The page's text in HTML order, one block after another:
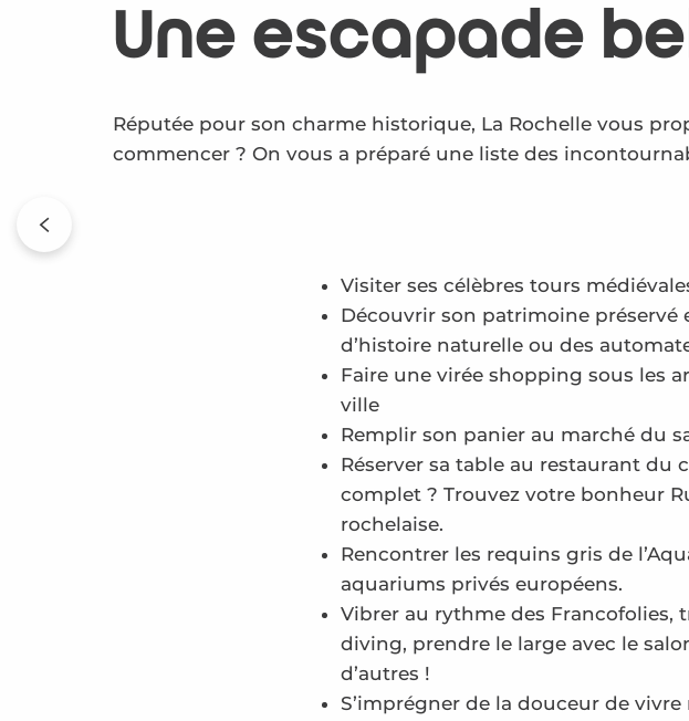
Une escapade
Réputée pour son charme historique, La Rochelle vous
commencer ? On vous a préparé une liste des
Visiter ses célèbres tours
Découvrir son patrimoine préservé
d’histoire naturelle ou des
Faire une virée shopping sous les
ville
Remplir son panier au marché du
Réserver sa table au restaurant du
complet ? Trouvez votre bonheur
rochelaise.
Rencontrer les requins gris de
aquariums privés européens.
Vibrer au rythme des
diving, prendre le large avec le
d’autres !
S’imprégner de la douceur de